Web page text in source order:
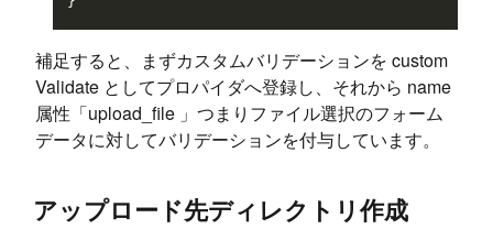
補足すると、まずカスタムバリデーションを custom
Validate としてプロパイダへ登録し、それから name
属性「upload_file 」つまりファイル選択のフォーム
データに対してバリデーションを付与しています。
アップロード先ディレクトリ作成